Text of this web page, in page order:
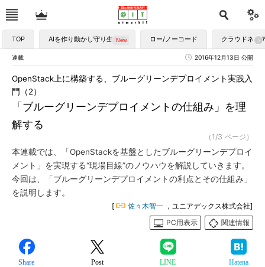
TOP AIを作り動かし守り生かす ロー/ノーコード クラウドネイ
連載 2016年12月13日 公開
「ブルーグリーンデプロイメントの仕組み」を理
解する
OpenStack上に構築する、ブルーグリーンデプロイメント実践入
門（2）
（1/3 ページ）
本連載では、「OpenStackを基盤としたブルーグリーンデプロイ
メント」を実現する“現場目線”のノウハウを解説していきます。
今回は、「ブルーグリーンデプロイメントの利点とその仕組み」
を説明します。
[ 佐々木智一 ，ユニアデックス株式会社]
PC用表示
関連情報
Share Post LINE Hatena